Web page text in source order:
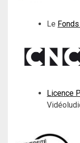
Le
Licence